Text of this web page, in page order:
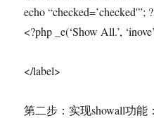
echo “checked=’checked'”;
<?php _e(‘Show All.’,
</label>
第二步：实现showall功能：